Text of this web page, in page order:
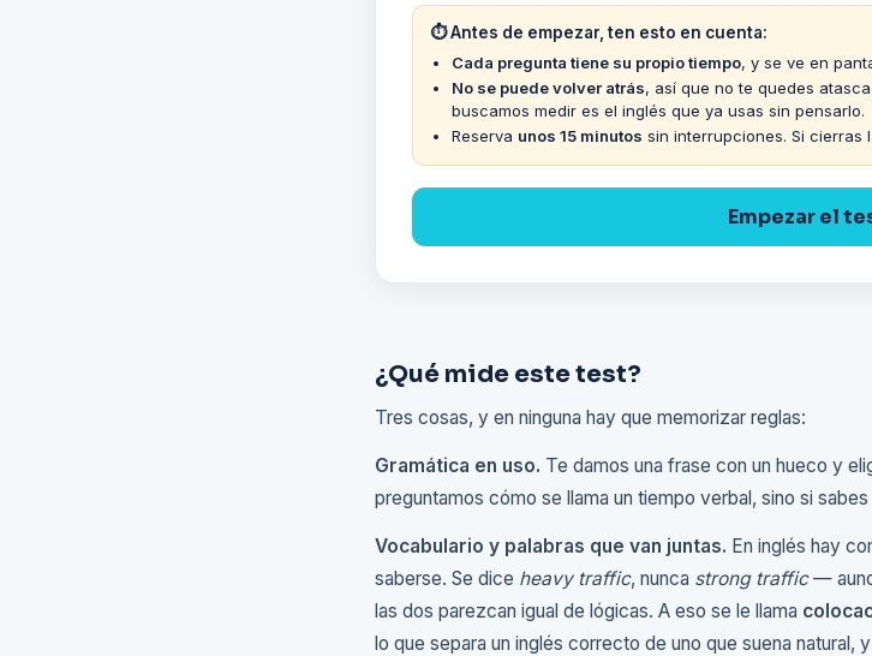
⏱ Antes de empezar, ten esto en cuenta:
Cada pregunta tiene su propio tiempo, y se ve en
No se puede volver atrás, así que no te quedes
buscamos medir es el inglés que ya usas sin pensarlo.
Reserva unos 15 minutos sin interrupciones. Si cierras
Empezar el
¿Qué mide este test?
Tres cosas, y en ninguna hay que memorizar reglas:
Gramática en uso. Te damos una frase con un hueco y
preguntamos cómo se llama un tiempo verbal, sino si sabes
Vocabulario y palabras que van juntas. En inglés hay
saberse. Se dice heavy traffic, nunca strong traffic—
las dos parezcan igual de lógicas. A eso se le llama
lo que separa un inglés correcto de uno que suena natural,